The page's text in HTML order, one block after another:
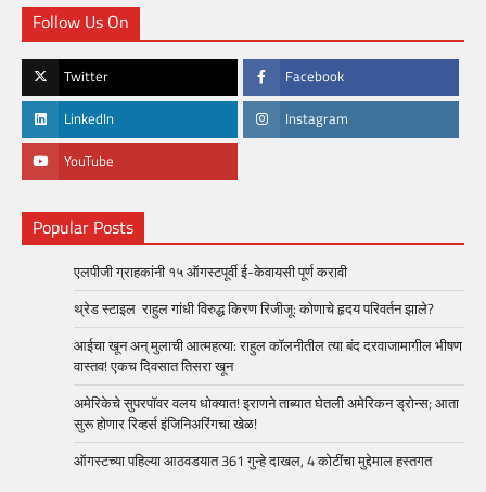
Follow Us On
Twitter Facebook
LinkedIn Instagram
YouTube
Popular Posts
एलपीजी ग्राहकांनी १५ ऑगस्टपूर्वी ई-केवायसी पूर्ण करावी
थ्रेड स्टाइल राहुल गांधी विरुद्ध किरण रिजीजू: कोणाचे हृदय परिवर्तन झाले?
आईचा खून अन् मुलाची आत्महत्या: राहुल कॉलनीतील त्या बंद दरवाजामागील भीषण
वास्तव! एकच दिवसात तिसरा खून
अमेरिकेचे सुपरपॉवर वलय धोक्यात! इराणने ताब्यात घेतली अमेरिकन ड्रोन्स; आता
सुरू होणार रिव्हर्स इंजिनिअरिंगचा खेळ!
ऑगस्टच्या पहिल्या आठवडयात 361 गुन्हे दाखल, 4 कोटींचा मुद्देमाल हस्तगत